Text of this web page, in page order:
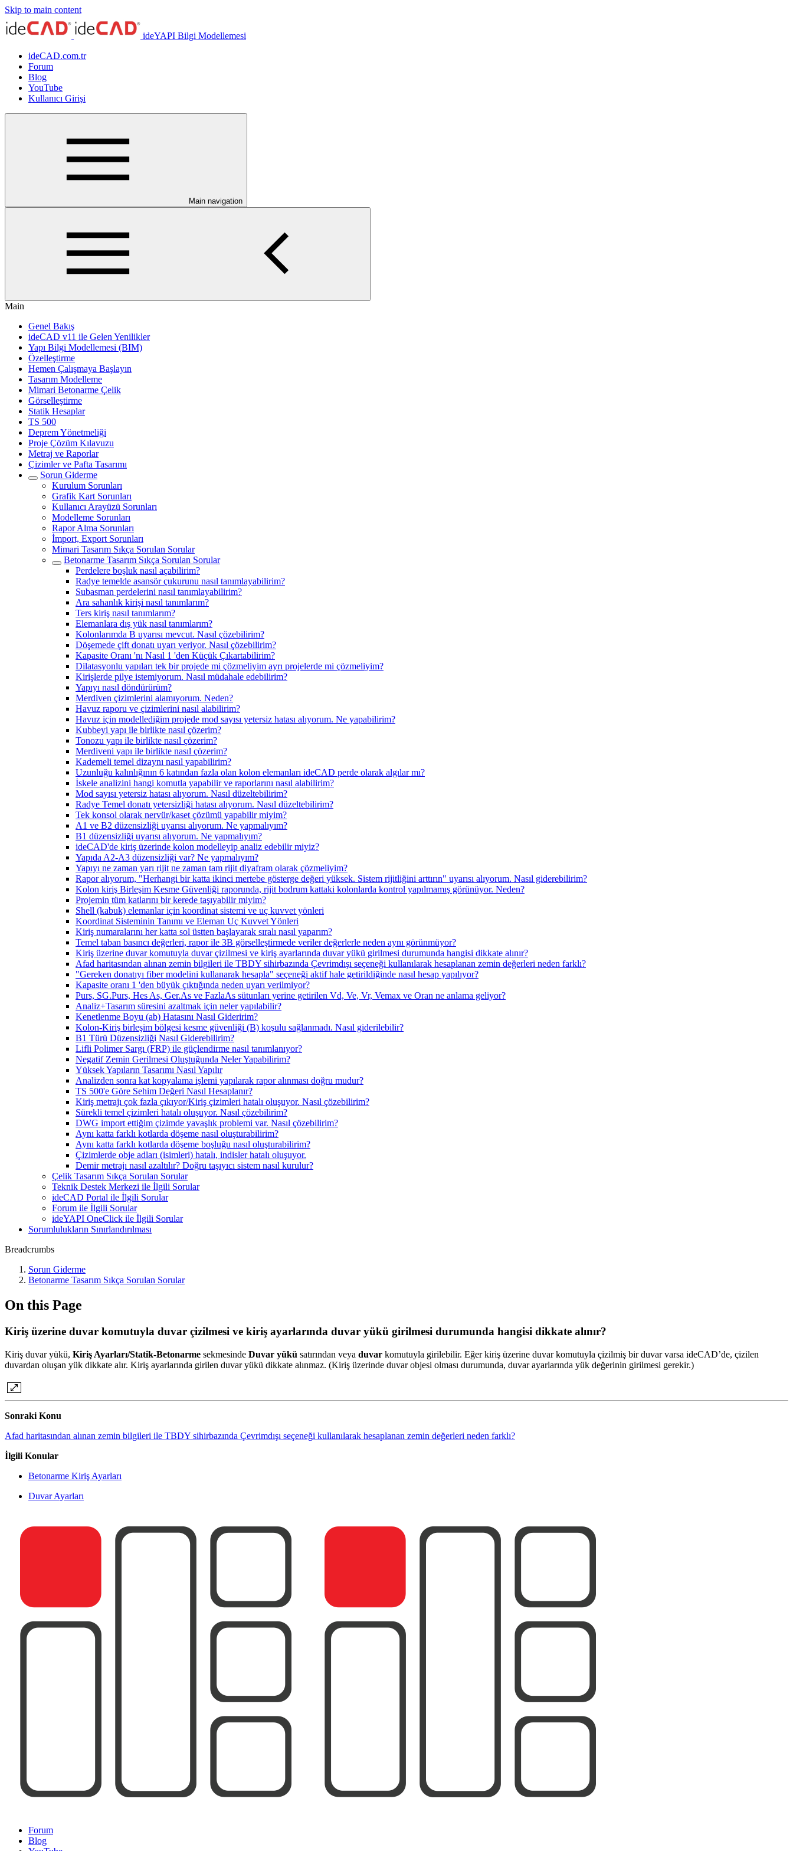
Skip to main content
ideYAPI Bilgi Modellemesi
ideCAD.com.tr
Forum
Blog
YouTube
Kullanıcı Girişi
Main navigation
Main
Genel Bakış
ideCAD v11 ile Gelen Yenilikler
Yapı Bilgi Modellemesi (BIM)
Özelleştirme
Hemen Çalışmaya Başlayın
Tasarım Modelleme
Mimari Betonarme Çelik
Görselleştirme
Statik Hesaplar
TS 500
Deprem Yönetmeliği
Proje Çözüm Kılavuzu
Metraj ve Raporlar
Çizimler ve Pafta Tasarımı
Sorun Giderme
Kurulum Sorunları
Grafik Kart Sorunları
Kullanıcı Arayüzü Sorunları
Modelleme Sorunları
Rapor Alma Sorunları
İmport, Export Sorunları
Mimari Tasarım Sıkça Sorulan Sorular
Betonarme Tasarım Sıkça Sorulan Sorular
Perdelere boşluk nasıl açabilirim?
Radye temelde asansör çukurunu nasıl tanımlayabilirim?
Subasman perdelerini nasıl tanımlayabilirim?
Ara sahanlık kirişi nasıl tanımlarım?
Ters kiriş nasıl tanımlarım?
Elemanlara dış yük nasıl tanımlarım?
Kolonlarımda B uyarısı mevcut. Nasıl çözebilirim?
Döşemede çift donatı uyarı veriyor. Nasıl çözebilirim?
Kapasite Oranı 'nı Nasıl 1 'den Küçük Çıkartabilirim?
Dilatasyonlu yapıları tek bir projede mi çözmeliyim ayrı projelerde mi çözmeliyim?
Kirişlerde pilye istemiyorum. Nasıl müdahale edebilirim?
Yapıyı nasıl döndürürüm?
Merdiven çizimlerini alamıyorum. Neden?
Havuz raporu ve çizimlerini nasıl alabilirim?
Havuz için modellediğim projede mod sayısı yetersiz hatası alıyorum. Ne yapabilirim?
Kubbeyi yapı ile birlikte nasıl çözerim?
Tonozu yapı ile birlikte nasıl çözerim?
Merdiveni yapı ile birlikte nasıl çözerim?
Kademeli temel dizaynı nasıl yapabilirim?
Uzunluğu kalınlığının 6 katından fazla olan kolon elemanları ideCAD perde olarak algılar mı?
İskele analizini hangi komutla yapabilir ve raporlarını nasıl alabilirim?
Mod sayısı yetersiz hatası alıyorum. Nasıl düzeltebilirim?
Radye Temel donatı yetersizliği hatası alıyorum. Nasıl düzeltebilirim?
Tek konsol olarak nervür/kaset çözümü yapabilir miyim?
A1 ve B2 düzensizliği uyarısı alıyorum. Ne yapmalıyım?
B1 düzensizliği uyarısı alıyorum. Ne yapmalıyım?
ideCAD'de kiriş üzerinde kolon modelleyip analiz edebilir miyiz?
Yapıda A2-A3 düzensizliği var? Ne yapmalıyım?
Yapıyı ne zaman yarı rijit ne zaman tam rijit diyafram olarak çözmeliyim?
Rapor alıyorum, "Herhangi bir katta ikinci mertebe gösterge değeri yüksek. Sistem rijitliğini arttırın" uyarısı alıyorum. Nasıl giderebilirim?
Kolon kiriş Birleşim Kesme Güvenliği raporunda, rijit bodrum kattaki kolonlarda kontrol yapılmamış görünüyor. Neden?
Projemin tüm katlarını bir kerede taşıyabilir miyim?
Shell (kabuk) elemanlar için koordinat sistemi ve uç kuvvet yönleri
Koordinat Sisteminin Tanımı ve Eleman Uç Kuvvet Yönleri
Kiriş numaralarını her katta sol üstten başlayarak sıralı nasıl yaparım?
Temel taban basıncı değerleri, rapor ile 3B görselleştirmede veriler değerlerle neden aynı görünmüyor?
Kiriş üzerine duvar komutuyla duvar çizilmesi ve kiriş ayarlarında duvar yükü girilmesi durumunda hangisi dikkate alınır?
Afad haritasından alınan zemin bilgileri ile TBDY sihirbazında Çevrimdışı seçeneği kullanılarak hesaplanan zemin değerleri neden farklı?
"Gereken donatıyı fiber modelini kullanarak hesapla" seçeneği aktif hale getirildiğinde nasıl hesap yapılıyor?
Kapasite oranı 1 'den büyük çıktığında neden uyarı verilmiyor?
Purs, SG.Purs, Hes As, Ger.As ve FazlaAs sütunları yerine getirilen Vd, Ve, Vr, Vemax ve Oran ne anlama geliyor?
Analiz+Tasarım süresini azaltmak için neler yapılabilir?
Kenetlenme Boyu (ab) Hatasını Nasıl Gideririm?
Kolon-Kiriş birleşim bölgesi kesme güvenliği (B) koşulu sağlanmadı. Nasıl giderilebilir?
B1 Türü Düzensizliği Nasıl Giderebilirim?
Lifli Polimer Sargı (FRP) ile güçlendirme nasıl tanımlanıyor?
Negatif Zemin Gerilmesi Oluştuğunda Neler Yapabilirim?
Yüksek Yapıların Tasarımı Nasıl Yapılır
Analizden sonra kat kopyalama işlemi yapılarak rapor alınması doğru mudur?
TS 500'e Göre Sehim Değeri Nasıl Hesaplanır?
Kiriş metrajı çok fazla çıkıyor/Kiriş çizimleri hatalı oluşuyor. Nasıl çözebilirim?
Sürekli temel çizimleri hatalı oluşuyor. Nasıl çözebilirim?
DWG import ettiğim çizimde yavaşlık problemi var. Nasıl çözebilirim?
Aynı katta farklı kotlarda döşeme nasıl oluşturabilirim?
Aynı katta farklı kotlarda döşeme boşluğu nasıl oluşturabilirim?
Çizimlerde obje adları (isimleri) hatalı, indisler hatalı oluşuyor.
Demir metrajı nasıl azaltılır? Doğru taşıyıcı sistem nasıl kurulur?
Çelik Tasarım Sıkça Sorulan Sorular
Teknik Destek Merkezi ile İlgili Sorular
ideCAD Portal ile İlgili Sorular
Forum ile İlgili Sorular
ideYAPI OneClick ile İlgili Sorular
Sorumlulukların Sınırlandırılması
Breadcrumbs
Sorun Giderme
Betonarme Tasarım Sıkça Sorulan Sorular
On this Page
Kiriş üzerine duvar komutuyla duvar çizilmesi ve kiriş ayarlarında duvar yükü girilmesi durumunda hangisi dikkate alınır?
Kiriş duvar yükü, Kiriş Ayarları/Statik-Betonarme sekmesinde Duvar yükü satırından veya duvar komutuyla girilebilir. Eğer kiriş üzerine duvar komutuyla çizilmiş bir duvar varsa ideCAD’de, çizilen
duvardan oluşan yük dikkate alır. Kiriş ayarlarında girilen duvar yükü dikkate alınmaz. (Kiriş üzerinde duvar objesi olması durumunda, duvar ayarlarında yük değerinin girilmesi gerekir.)
Sonraki Konu
Afad haritasından alınan zemin bilgileri ile TBDY sihirbazında Çevrimdışı seçeneği kullanılarak hesaplanan zemin değerleri neden farklı?
İlgili Konular
Betonarme Kiriş Ayarları
Duvar Ayarları
Forum
Blog